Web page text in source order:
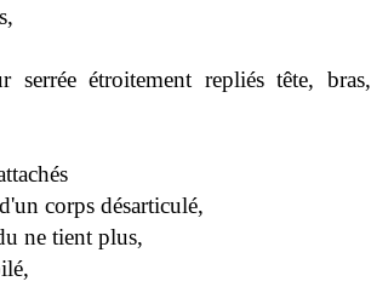
étroitement repliés tête, bras,
corps désarticulé,
ne tient plus,